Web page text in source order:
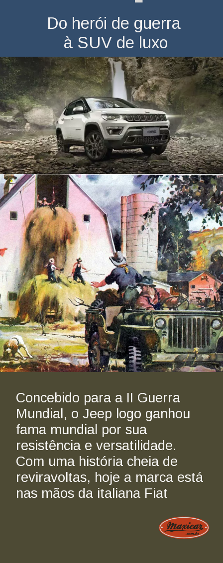
Do herói de guerra
à SUV de luxo
Concebido para a II Guerra
Mundial, o Jeep logo ganhou
fama mundial por sua
resistência e versatilidade.
Com uma história cheia de
reviravoltas, hoje a marca está
nas mãos da italiana Fiat